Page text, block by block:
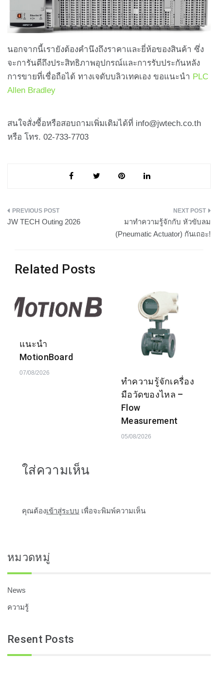
นอกจากนี้เรายังต้องคำนึงถึงราคาและยี่ห้อของสินค้า ซึ่ง
จะการันตีถึงประสิทธิภาพอุปกรณ์และการรับประกันหลัง
การขายที่เชื่อถือได้ ทางเจดับบลิวเทคเอง ขอแนะนำ PLC
Allen Bradley
สนใจสั่งซื้อหรือสอบถามเพิ่มเติมได้ที่ info@jwtech.co.th
หรือ โทร. 02-733-7703
แนะแนว
JW TECH Outing 2026
มาทำความรู้จักกับ หัวขับลม
(Pneumatic Actuator) กันเถอะ!
Related Posts
แนะนำ
MotionBoard
07/08/2026
ทำความรู้จักเครื่อง
มือวัดของไหล –
Flow
Measurement
05/08/2026
ใส่ความเห็น
คุณต้องเข้าสู่ระบบ เพื่อจะพิมพ์ความเห็น
หมวดหมู่
News
ความรู้
Resent Posts